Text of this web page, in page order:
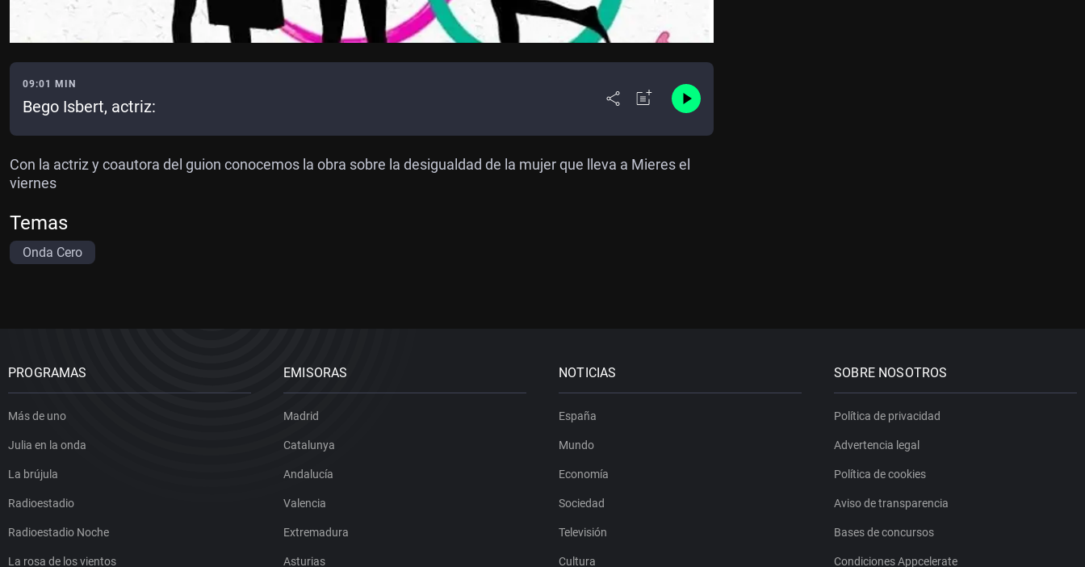
09:01 MIN
Bego Isbert, actriz:
Con la actriz y coautora del guion conocemos la obra sobre la desigualdad de la mujer que lleva a Mieres el
viernes
Temas
Onda Cero
PROGRAMAS
Más de uno
Julia en la onda
La brújula
Radioestadio
Radioestadio Noche
La rosa de los vientos
EMISORAS
Madrid
Catalunya
Andalucía
Valencia
Extremadura
Asturias
NOTICIAS
España
Mundo
Economía
Sociedad
Televisión
Cultura
SOBRE NOSOTROS
Política de privacidad
Advertencia legal
Política de cookies
Aviso de transparencia
Bases de concursos
Condiciones Appcelerate